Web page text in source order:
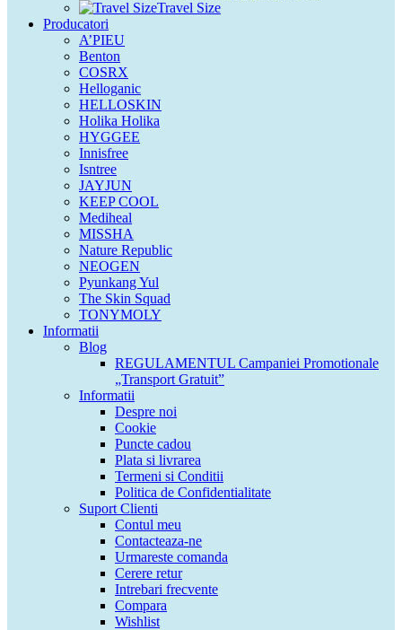
Travel Size
Producatori
A’PIEU
Benton
COSRX
Helloganic
HELLOSKIN
Holika Holika
HYGGEE
Innisfree
Isntree
JAYJUN
KEEP COOL
Mediheal
MISSHA
Nature Republic
NEOGEN
Pyunkang Yul
The Skin Squad
TONYMOLY
Informatii
Blog
REGULAMENTUL Campaniei Promotionale
„Transport Gratuit”
Informatii
Despre noi
Cookie
Puncte cadou
Plata si livrarea
Termeni si Conditii
Politica de Confidentialitate
Suport Clienti
Contul meu
Contacteaza-ne
Urmareste comanda
Cerere retur
Intrebari frecvente
Compara
Wishlist